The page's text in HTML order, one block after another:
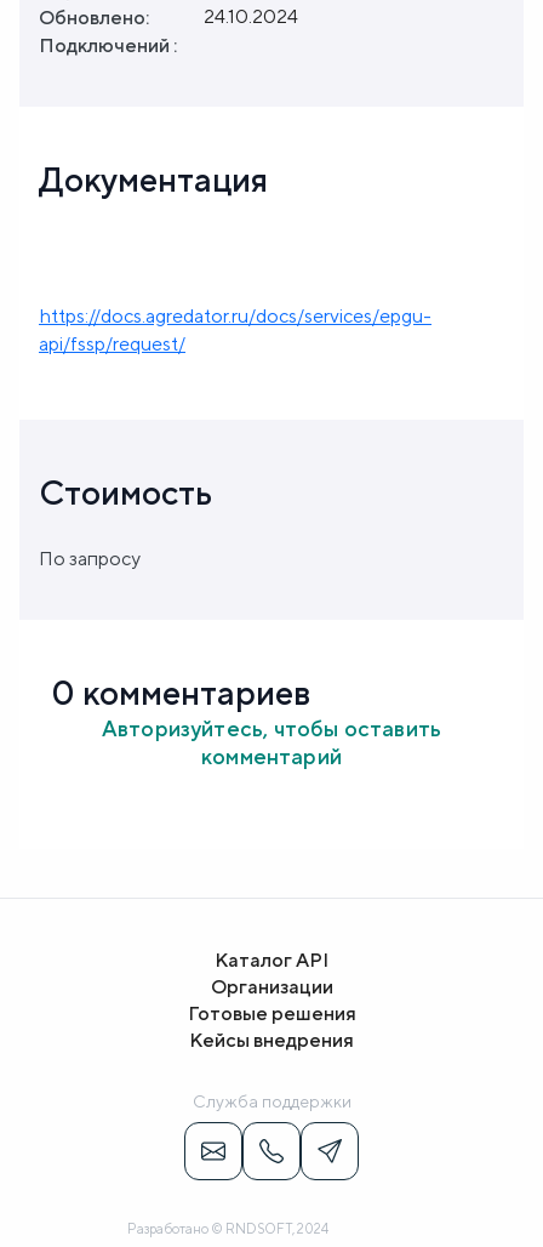
Обновлено:
24.10.2024
Подключений :
Документация
https://docs.agredator.ru/docs/services/epgu-
api/fssp/request/
Стоимость
По запросу
0 комментариев
Авторизуйтесь, чтобы оставить
комментарий
Каталог API
Организации
Готовые решения
Кейсы внедрения
Служба поддержки
Разработано © RNDSOFT, 2024